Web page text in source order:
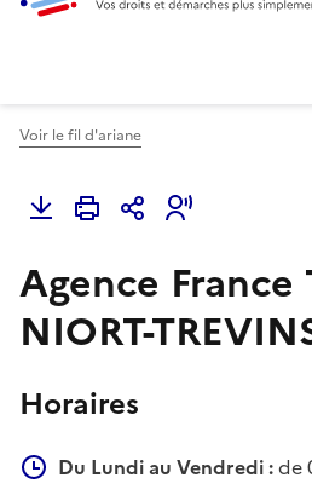
Voir le fil d'ariane
Agence France
NIORT-
Horaires
Du Lundi au Vendredi :de